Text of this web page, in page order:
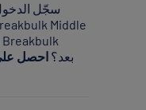
سجّل
Middle East بعد؟ احصل